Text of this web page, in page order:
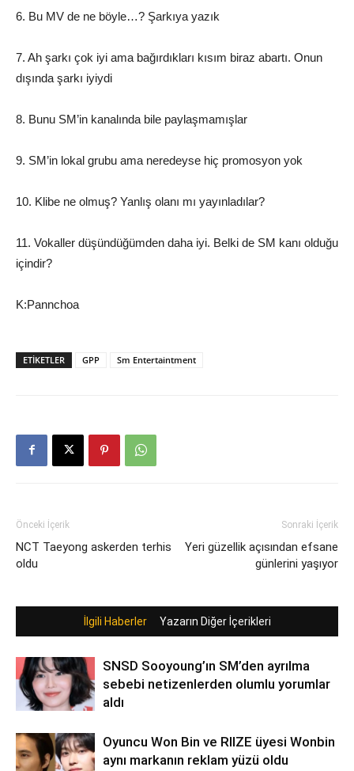
6. Bu MV de ne böyle…? Şarkıya yazık
7. Ah şarkı çok iyi ama bağırdıkları kısım biraz abartı. Onun
dışında şarkı iyiydi
8. Bunu SM’in kanalında bile paylaşmamışlar
9. SM’in lokal grubu ama neredeyse hiç promosyon yok
10. Klibe ne olmuş? Yanlış olanı mı yayınladılar?
11. Vokaller düşündüğümden daha iyi. Belki de SM kanı olduğu
içindir?
K:Pannchoa
ETIKETLER GPP Sm Entertaintment
Önceki İçerik
NCT Taeyong askerden terhis
oldu
Sonraki İçerik
Yeri güzellik açısından efsane
günlerini yaşıyor
İlgili Haberler Yazarın Diğer İçerikleri
SNSD Sooyoung’ın SM’den ayrılma
sebebi netizenlerden olumlu yorumlar
aldı
Oyuncu Won Bin ve RIIZE üyesi Wonbin
aynı markanın reklam yüzü oldu